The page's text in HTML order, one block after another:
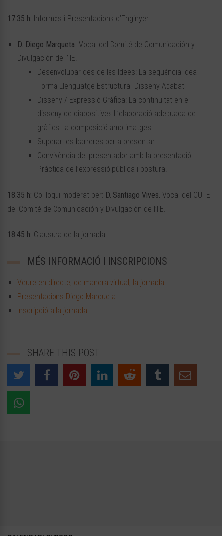
17.35 h: Informes i Presentacions d’Enginyer.
D. Diego Marqueta. Vocal del Comité de Comunicación y
Divulgación de l’IIE.
Desenvolupar des de les Idees: La seqüència Idea-
Forma-Llenguatge-Estructura -Disseny-Acabat
Disseny / Expressió Gràfica: La continuïtat en el
disseny de diapositives L’elaboració adequada de
gràfics La composició amb imatges
Superar les barreres per a presentar
Convivència del presentador amb la presentació
Pràctica de l’expressió pública i postura.
18.35 h: Col·loqui moderat per: D. Santiago Vives. Vocal del CUFE i
del Comité de Comunicación y Divulgación de l’IIE.
18.45 h: Clausura de la jornada.
MÉS INFORMACIÓ I INSCRIPCIONS
Veure en directe, de manera virtual, la jornada
Presentacions Diego Marqueta
Inscripció a la jornada
SHARE THIS POST